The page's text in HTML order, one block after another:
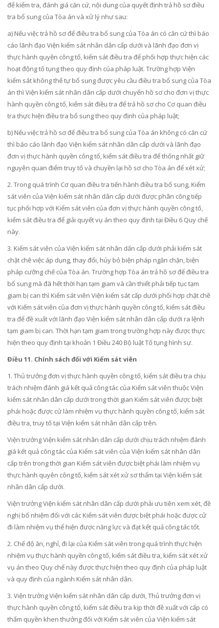
để kiểm tra, đánh giá căn cứ, nội dung của quyết định trả hồ sơ điều
tra bổ sung của Tòa án và xử lý như sau:
a) Nếu việc trả hồ sơ để điều tra bổ sung của Tòa án có căn cứ thì báo
cáo lãnh đạo Viện kiểm sát nhân dân cấp dưới và lãnh đạo đơn vị
thực hành quyền công tố, kiểm sát điều tra để phối hợp thực hiện các
hoạt động tố tụng theo quy định của pháp luật. Trường hợp Viện
kiểm sát không thể tự bổ sung được yêu cầu điều tra bổ sung của Tòa
án thì Viện kiểm sát nhân dân cấp dưới chuyển hồ sơ cho đơn vị thực
hành quyền công tố, kiểm sát điều tra để trả hồ sơ cho Cơ quan điều
tra thực hiện điều tra bổ sung theo quy định của pháp luật;
b) Nếu việc trả hồ sơđể điều tra bổ sung của Tòa án không có căn cứ
thì báo cáo lãnh đạo Viện kiểm sát nhân dân cấp dưới và lãnh đạo
đơn vị thực hành quyền công tố, kiểm sát điều tra để thống nhất giữ
nguyên quan điểm truy tố và chuyền lại hồ sơ cho Tòa án để xét xử;
2. Trong quá trình Cơ quan điều tra tiến hành điều tra bổ sung, Kiểm
sát viên của Viện kiểm sát nhân dân cấp dưới được phân công tiếp
tục phối hợp với Kiểm sát viên của đơn vị thực hành quyền công tố,
kiểm sát điều tra để giải quyết vụ án theo quy định tại Điều 6 Quy chế
này.
3. Kiểm sát viên của Viện kiểm sát nhân dấn cấp dưới phải kiểm sát
chặt chẽ việc áp dụng, thay đổi, hủy bỏ biện pháp ngăn chặn, biện
pháp cưỡng chế của Tòa án. Trường hợp Tòa án trả hồ sơ để điều tra
bổ sung mà đã hết thời hạn tạm giam và cần thiết phải tiếp tục tạm
giam bị can thì Kiểm sát viên Viện kiểm sát cấp dưới phối hợp chặt chẽ
với Kiểm sát viên của đơn vị thực hành quyền công tố, kiểm sát điều
tra để đề xuất với lãnh đạo Viện kiểm sát nhân dân cấp dưới ra lệnh
tạm giam bị can. Thời hạn tạm giam trong trường hợp này được thực
hiện theo quy định tại khoản 1 Điều 240 Bộ luật Tố tụng hình sự.
Điều 11. Chính sách đối với Kiểm sát viên
1. Thủ trưởng đơn vị thực hành quyền công tố, kiểm sát điều tra chịu
trách nhiệm đánh giá kết quả công tác của Kiểm sát viên thuộc Viện
kiểm sát nhân dân cấp dưới trong thời gian Kiểm sát viên được biệt
phái hoặc được cử làm nhiệm vụ thực hành quyền công tố, kiểm sát
điều tra, truy tố tại Viện kiểm sát nhân dân cấp trên.
Viện trưởng Viện kiểm sát nhân dân cấp dưới chịu trách nhiệm đánh
giá kết quả công tác của Kiểm sát viên của Viện kiểm sát nhân dân
cấp trên trongthời gian Kiểm sát viên được biệt phái làm nhiệm vụ
thực hành quyên công tố, kiểm sát xét xử sơ thẩm tại Viện kiểm sát
nhân dân cấp dưới.
Viện trưởng Viện kiểm sát nhân dân cấp dưới phải ưu tiên xem xét, đề
nghị bổ nhiệm đối với các Kiểm sát viên được biệt phái hoặc được cử
đi làm nhiệm vụ thể hiện được năng lực và đạt kết quả công tác tốt.
2. Chế độ ăn, nghỉ, đi lại của Kiểm sát viên trong quá trình thực hiện
nhiệm vụ thực hành quyền công tố, kiểm sát điều tra, kiểm sát xét xử
vụ án theo Quy chế này được thực hiện theo quy định của pháp luật
và quy định của ngành Kiểm sát nhân dân.
3. Viện trưởng Viện kiểm sát nhân dân cấp dưới, Thủ trưởng đơn vị
thực hành quyền công tố, kiểm sát điều tra kịp thời đề xuất với cấp có
thẩm quyền khen thưởng đối với Kiểm sát viên của Viện kiểm sát